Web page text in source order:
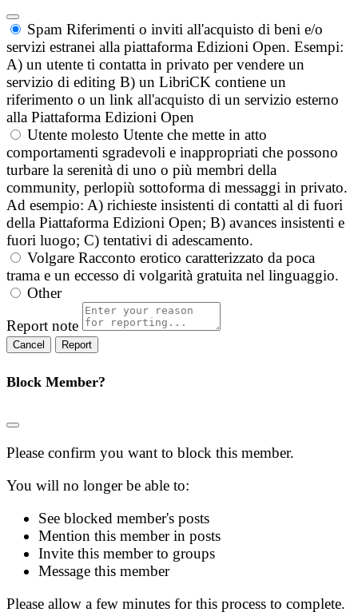
Spam Riferimenti o inviti all'acquisto di beni e/o
servizi estranei alla piattaforma Edizioni Open. Esempi:
A) un utente ti contatta in privato per vendere un
servizio di editing B) un LibriCK contiene un
riferimento o un link all'acquisto di un servizio esterno
alla Piattaforma Edizioni Open
Utente molesto Utente che mette in atto
comportamenti sgradevoli e inappropriati che possono
turbare la serenità di uno o più membri della
community, perlopiù sottoforma di messaggi in privato.
Ad esempio: A) richieste insistenti di contatti al di fuori
della Piattaforma Edizioni Open; B) avances insistenti e
fuori luogo; C) tentativi di adescamento.
Volgare Racconto erotico caratterizzato da poca
trama e un eccesso di volgarità gratuita nel linguaggio.
Other
Report note
Report
Block Member?
Please confirm you want to block this member.
You will no longer be able to:
See blocked member's posts
Mention this member in posts
Invite this member to groups
Message this member
Please allow a few minutes for this process to complete.